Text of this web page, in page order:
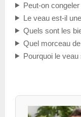
Peut-on
Le veau est-il
Quels sont les
Quel morceau
Pourquoi le